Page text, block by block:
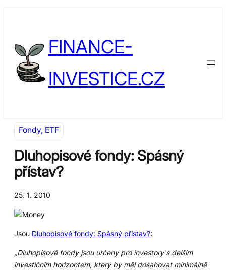
FINANCE-
INVESTICE.CZ
Fondy, ETF
Dluhopisové fondy: Spásný
přístav?
25. 1. 2010
Jsou Dluhopisové fondy: Spásný přístav?:
„Dluhopisové fondy jsou určeny pro investory s delším
investičním horizontem, který by měl dosahovat minimálně